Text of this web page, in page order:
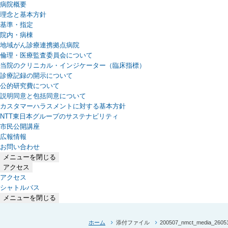
病院概要
理念と基本方針
基準・指定
院内・病棟
地域がん診療連携拠点病院
倫理・医療監査委員会について
当院のクリニカル・インジケーター（臨床指標）
診療記録の開示について
公的研究費について
説明同意と包括同意について
カスタマーハラスメントに対する基本方針
NTT東日本グループのサステナビリティ
（新しいタブで開きます）
市民公開講座
広報情報
お問い合わせ
メニューを閉じる
アクセス
アクセス
シャトルバス
メニューを閉じる
ホーム 添付ファイル